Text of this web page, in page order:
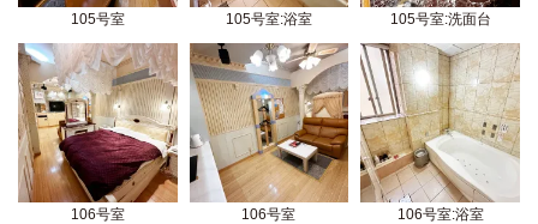
105号室 105号室:浴室 105号室:洗面台
106号室 106号室 106号室:浴室